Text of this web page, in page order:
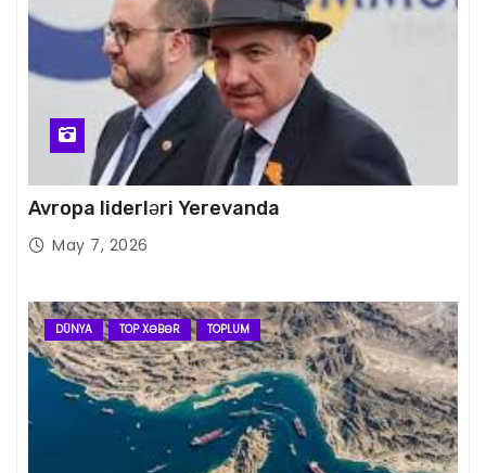
Avropa liderləri Yerevanda
May 7, 2026
DÜNYA TOP XƏBƏR TOPLUM